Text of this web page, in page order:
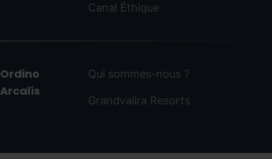
Canal Éthique
Ordino
Arcalís
Qui sommes-nous ?
Grandvalira Resorts